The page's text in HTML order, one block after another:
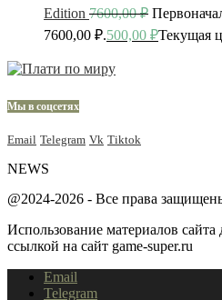
Edition 7600,00₽
7600,00 ₽.500,00 ₽Текущая
Мы в соцсетях
Email Telegram Vk Tiktok
NEWS
@2024-2026 - Все права
Использование материалов сайта
ссылкой на сайт game-super.ru
Email
Telegram